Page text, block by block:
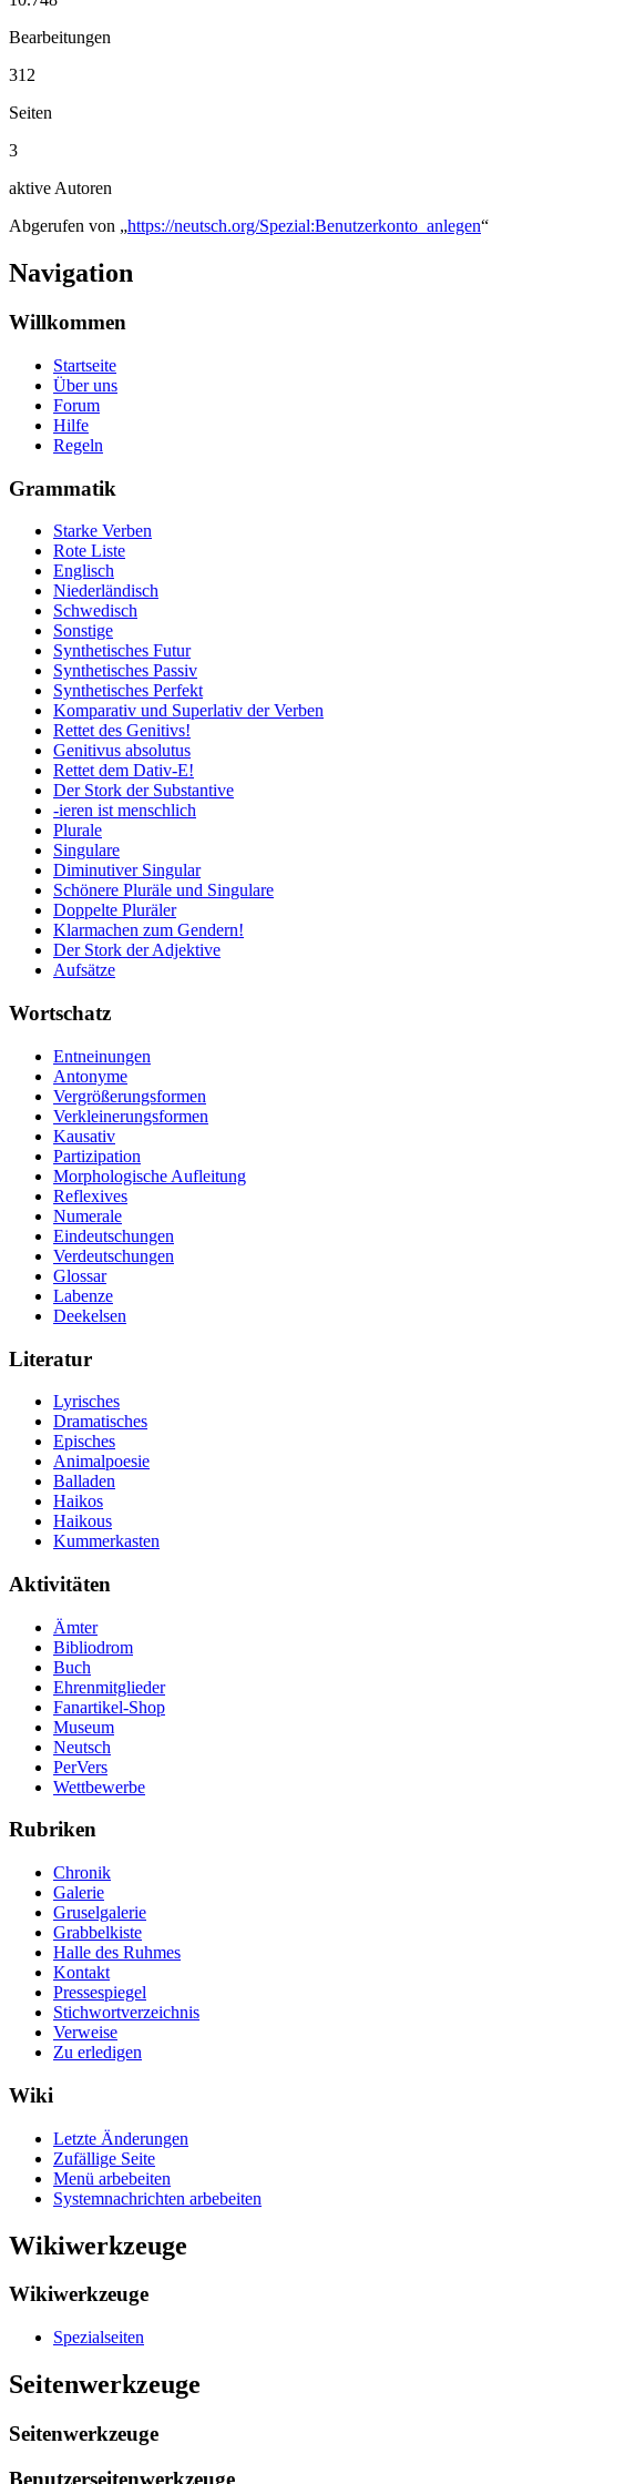
Bearbeitungen
312
Seiten
3
aktive Autoren
Abgerufen von „https://neutsch.org/Spezial:Benutzerkonto_anlegen“
Navigation
Willkommen
Startseite
Über uns
Forum
Hilfe
Regeln
Grammatik
Starke Verben
Rote Liste
Englisch
Niederländisch
Schwedisch
Sonstige
Synthetisches Futur
Synthetisches Passiv
Synthetisches Perfekt
Komparativ und Superlativ der Verben
Rettet des Genitivs!
Genitivus absolutus
Rettet dem Dativ-E!
Der Stork der Substantive
-ieren ist menschlich
Plurale
Singulare
Diminutiver Singular
Schönere Pluräle und Singulare
Doppelte Pluräler
Klarmachen zum Gendern!
Der Stork der Adjektive
Aufsätze
Wortschatz
Entneinungen
Antonyme
Vergrößerungsformen
Verkleinerungsformen
Kausativ
Partizipation
Morphologische Aufleitung
Reflexives
Numerale
Eindeutschungen
Verdeutschungen
Glossar
Labenze
Deekelsen
Literatur
Lyrisches
Dramatisches
Episches
Animalpoesie
Balladen
Haikos
Haikous
Kummerkasten
Aktivitäten
Ämter
Bibliodrom
Buch
Ehrenmitglieder
Fanartikel-Shop
Museum
Neutsch
PerVers
Wettbewerbe
Rubriken
Chronik
Galerie
Gruselgalerie
Grabbelkiste
Halle des Ruhmes
Kontakt
Pressespiegel
Stichwortverzeichnis
Verweise
Zu erledigen
Wiki
Letzte Änderungen
Zufällige Seite
Menü arbebeiten
Systemnachrichten arbebeiten
Wikiwerkzeuge
Wikiwerkzeuge
Spezialseiten
Seitenwerkzeuge
Seitenwerkzeuge
Benutzerseitenwerkzeuge